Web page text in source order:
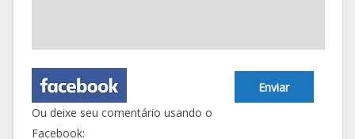
Enviar
Ou deixe seu comentário usando o
Facebook: